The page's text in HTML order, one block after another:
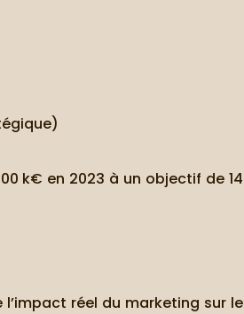
k€ en 2023 à un objectif de 14
réel du marketing sur le